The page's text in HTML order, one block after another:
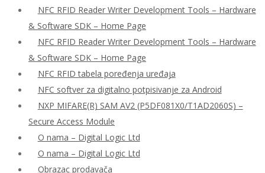
NFC RFID Reader Writer Development Tools – Hardware
& Software SDK – Home Page
NFC RFID Reader Writer Development Tools – Hardware
& Software SDK – Home Page
NFC RFID tabela poređenja uređaja
NFC softver za digitalno potpisivanje za Android
NXP MIFARE(R) SAM AV2 (P5DF081X0/T1AD2060S) –
Secure Access Module
O nama – Digital Logic Ltd
O nama – Digital Logic Ltd
Obrazac prodavača